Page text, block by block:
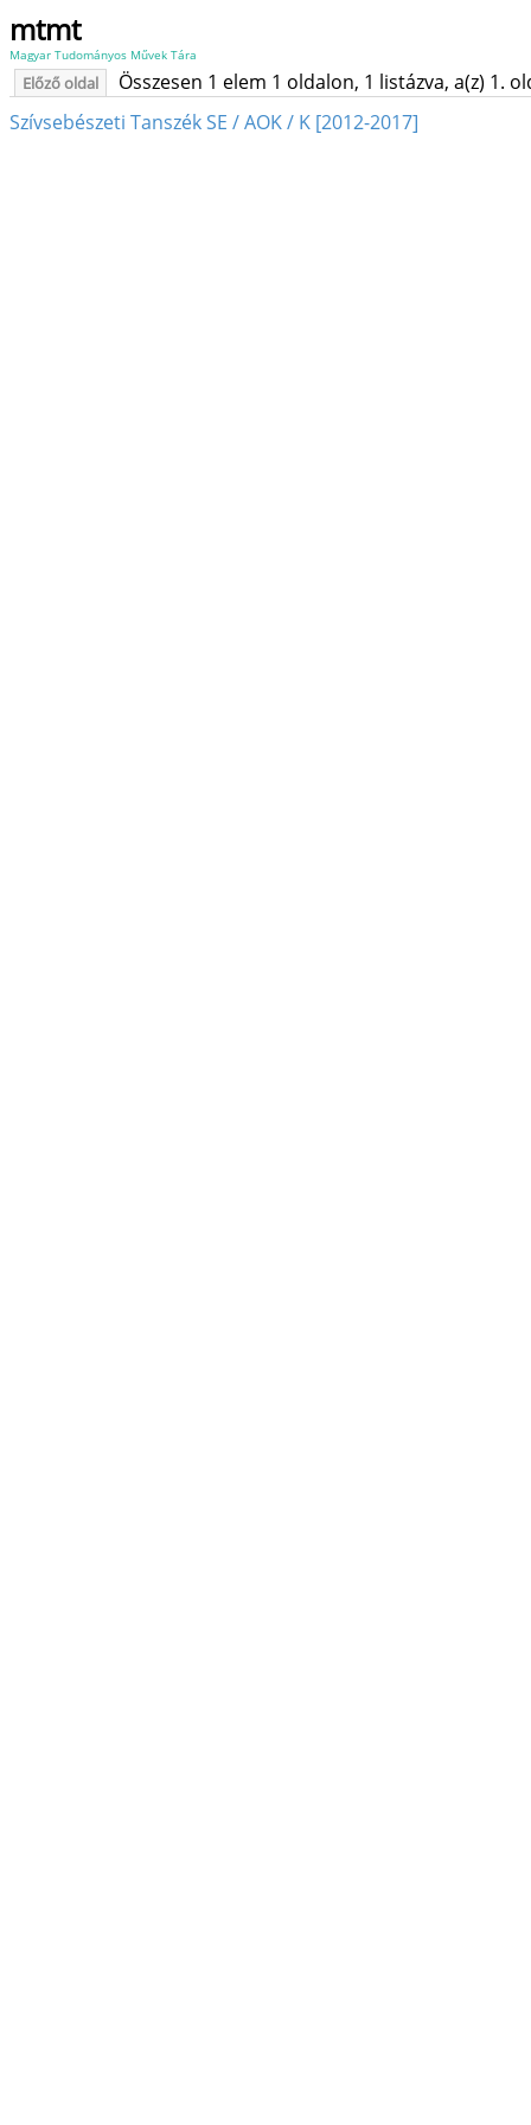
mtmt
Magyar Tudományos Művek Tára
Előző oldal
Összesen 1 elem 1 oldalon, 1 listázva, a(z) 1.
Szívsebészeti Tanszék SE / AOK / K [2012-2017]